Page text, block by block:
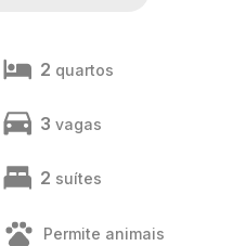
2 quartos
3 vagas
2 suítes
Permite animais